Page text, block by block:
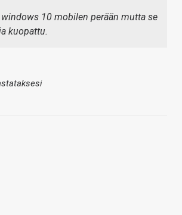
10 mobilen perään mutta se
kuopattu.